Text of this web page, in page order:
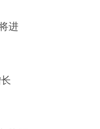
进